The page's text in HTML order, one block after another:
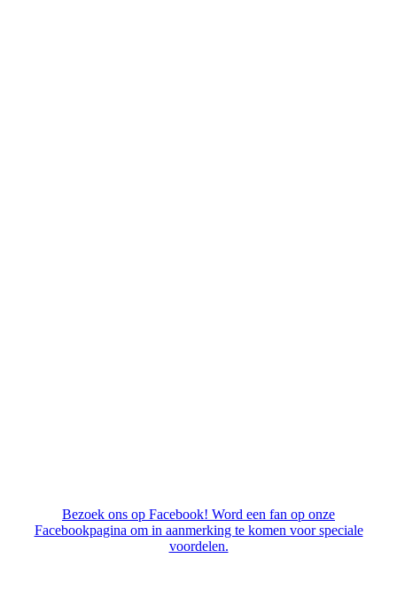
Bezoek ons op Facebook! Word een fan op onze
Facebookpagina om in aanmerking te komen voor speciale
voordelen.